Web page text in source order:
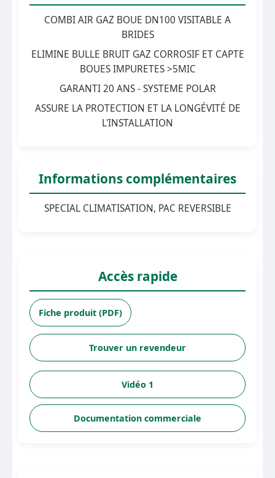
COMBI AIR GAZ BOUE DN100 VISITABLE A
BRIDES
ELIMINE BULLE BRUIT GAZ CORROSIF ET CAPTE
BOUES IMPURETES >5MIC
GARANTI 20 ANS - SYSTEME POLAR
ASSURE LA PROTECTION ET LA LONGÉVITÉ DE
L'INSTALLATION
Informations complémentaires
SPECIAL CLIMATISATION, PAC REVERSIBLE
Accès rapide
Fiche produit (PDF)
Trouver un revendeur
Vidéo 1
Documentation commerciale